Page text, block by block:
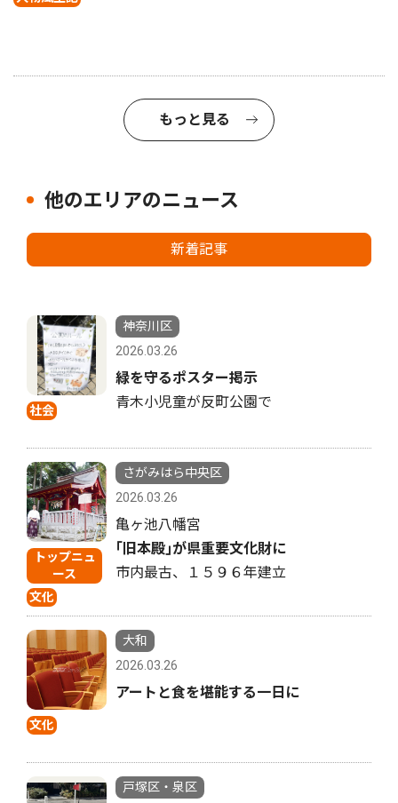
もっと見る
他のエリアのニュース
新着記事
社会
神奈川区
2026.03.26
緑を守るポスター掲示
青木小児童が反町公園で
トップニュ
ース
文化
さがみはら中央区
2026.03.26
亀ヶ池八幡宮
｢旧本殿｣が県重要文化財に
市内最古、１５９６年建立
文化
大和
2026.03.26
アートと食を堪能する一日に
戸塚区・泉区